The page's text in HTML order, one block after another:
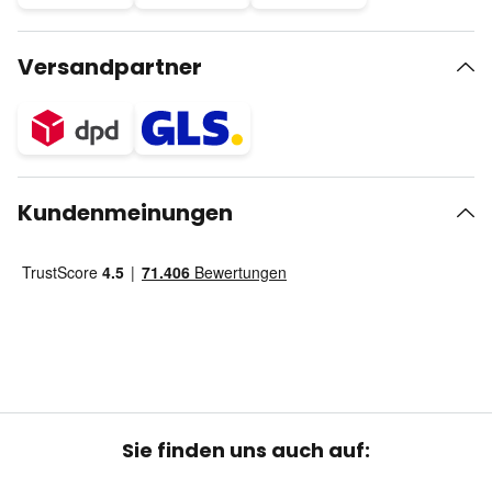
Versandpartner
Kundenmeinungen
Sie finden uns auch auf: